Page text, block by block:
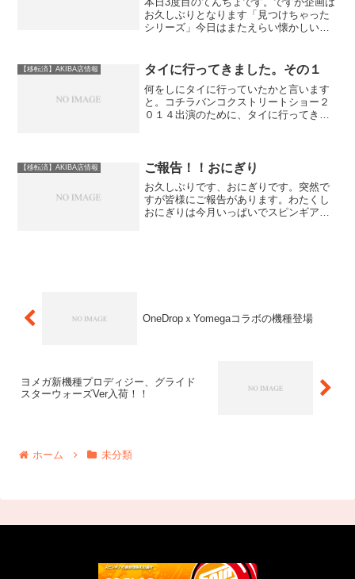
お久しぶりとなります「見つけちゃった
シリーズ」今日はまたえらい懐かしいヨ
ク / BALLISTICといってもこの辺りの機
種は私も詳...
【移転済】AKIBA店情報 タイに行ってきました。その１
何をしにタイに行っていたかと言います
と。コチラバンコクストリートショー２
０１４出演のために、タイに行ってきま
いので予選もないしすごく...
【移転済】AKIBA店情報 ご報告！！おにぎり
お久しぶりです、おにぎりです。突然で
すが皆様にご報告があります。わたくし
おにぎりは今月いっぱいでスピンギアを
OneDropｘYomegaコラボの機種登場
ヨメガ新機種プロディジー、グライド
スターウォーズVer入荷！！
ホーム 未分類